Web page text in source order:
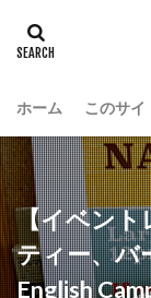
ホーム このサイ
【イベント
ティー、バ
English